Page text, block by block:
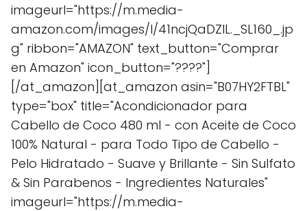
imageurl="https://m.media-
amazon.com/images/I/41ncjQaDZlL._SL160_.jp
g" ribbon="AMAZON" text_button="Comprar
en Amazon" icon_button="????"]
[/at_amazon][at_amazon asin="B07HY2FTBL"
type="box" title="Acondicionador para
Cabello de Coco 480 ml - con Aceite de Coco
100% Natural - para Todo Tipo de Cabello -
Pelo Hidratado - Suave y Brillante - Sin Sulfato
& Sin Parabenos - Ingredientes Naturales"
imageurl="https://m.media-